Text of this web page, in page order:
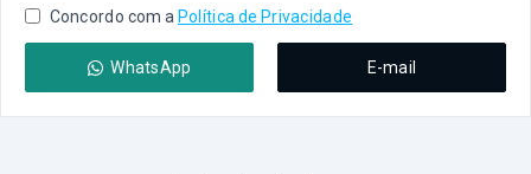
Concordo com a Política de Privacidade
WhatsApp E-mail